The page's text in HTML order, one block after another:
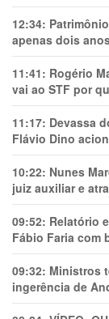
12:34:
apenas dois
11:41: Rogério
vai ao STF por
11:17: Devassa
Flávio Dino
10:22: Nunes
juiz auxiliar e
09:52: Relatório
Fábio Faria com
09:32: Ministros
ingerência de